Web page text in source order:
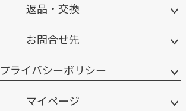
返品・交換
お問合せ先
プライバシーポリシー
マイページ